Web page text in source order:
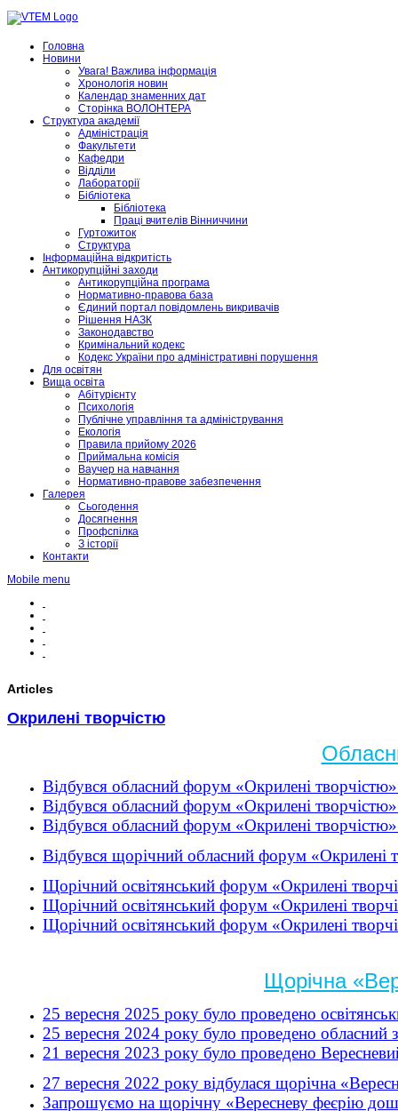
Головна
Новини
Увага! Важлива інформація
Хронологія новин
Календар знаменних дат
Сторінка ВОЛОНТЕРА
Структура академії
Адміністрація
Факультети
Кафедри
Відділи
Лабораторії
Бібліотека
Бібліотека
Праці вчителів Вінниччини
Гуртожиток
Структура
Інформаційна відкритість
Антикорупційні заходи
Антикорупційна програма
Нормативно-правова база
Єдиний портал повідомлень викривачів
Рішення НАЗК
Законодавство
Кримінальний кодекс
Кодекс України про адміністративні порушення
Для освітян
Вища освіта
Абітурієнту
Психологія
Публічне управління та адміністрування
Екологія
Правила прийому 2026
Приймальна комісія
Ваучер на навчання
Нормативно-правове забезпечення
Галерея
Сьогодення
Досягнення
Профспілка
З історії
Контакти
Mobile menu
Articles
Окрилені творчістю
Відбувся обласний форум «Окрилені
Відбувся обласний форум «Окрилені
Відбувся обласний форум «Окрилені
Відбувся щорічний обласний форум «Окрилені
Щорічний освітянський форум «Окрилені
Щорічний освітянський форум «Окрилені
Щорічний освітянський форум «Окрилені
Щорічна
25 вересня 2025 року було проведено
25 вересня 2024 року було проведено
21 вересня 2023 року було проведено
27 вересня 2022 року відбулася щорічна
Запрошуємо на щорічну «Вересневу феєрію